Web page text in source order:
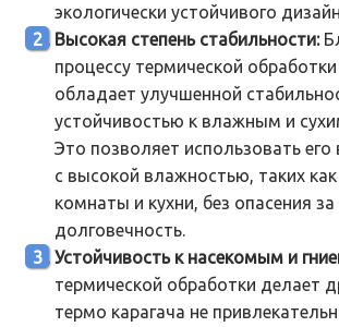
экологически устойчивого
Высокая степень стабильности:
процессу термической
обладает улучшенной
устойчивостью к влажным и
Это позволяет использовать
с высокой влажностью, таких
комнаты и кухни, без опасения за
долговечность.
Устойчивость к насекомым и
термической обработки делает
термо карагача не